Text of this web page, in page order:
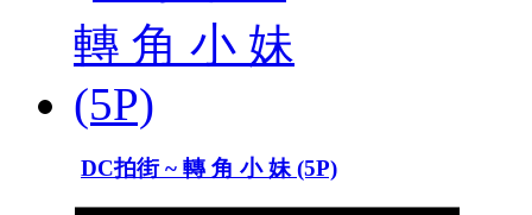
DC拍街 ~ 轉 角 小 妹 (5P)